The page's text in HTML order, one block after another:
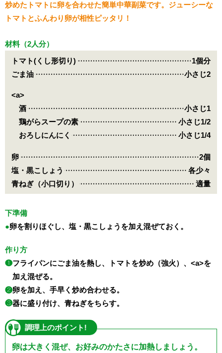
炒めたトマトに卵を合わせた簡単中華副菜です。ジューシーな
トマトとふんわり卵が相性ピッタリ！
材料（2人分）
トマト(くし形切り)
1個分
ごま油
小さじ2
<a>
酒
小さじ1
鶏がらスープの素
小さじ1/2
おろしにんにく
小さじ1/4
卵
2個
塩・黒こしょう
各少々
青ねぎ（小口切り）
適量
下準備
卵を割りほぐし、塩・黒こしょうを加え混ぜておく。
作り方
❶フライパンにごま油を熱し、トマトを炒め（強火）、<a>を
加え混ぜる。
❷卵を加え、手早く炒め合わせる。
❸器に盛り付け、青ねぎをちらす。
調理上のポイント!
卵は大きく混ぜ、お好みのかたさに加熱しましょう。